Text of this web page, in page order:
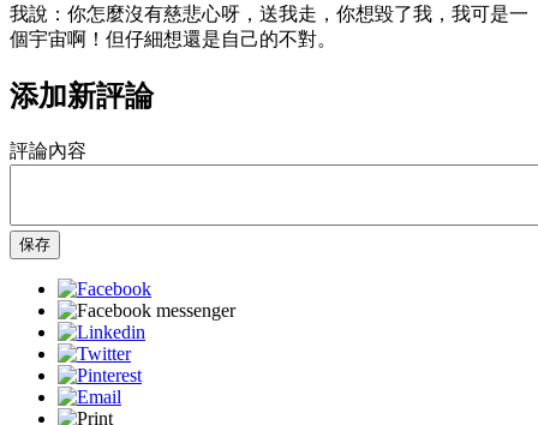
我說：你怎麼沒有慈悲心呀，送我走，你想毀了我，我可是一
個宇宙啊！但仔細想還是自己的不對。
添加新評論
評論內容
保存